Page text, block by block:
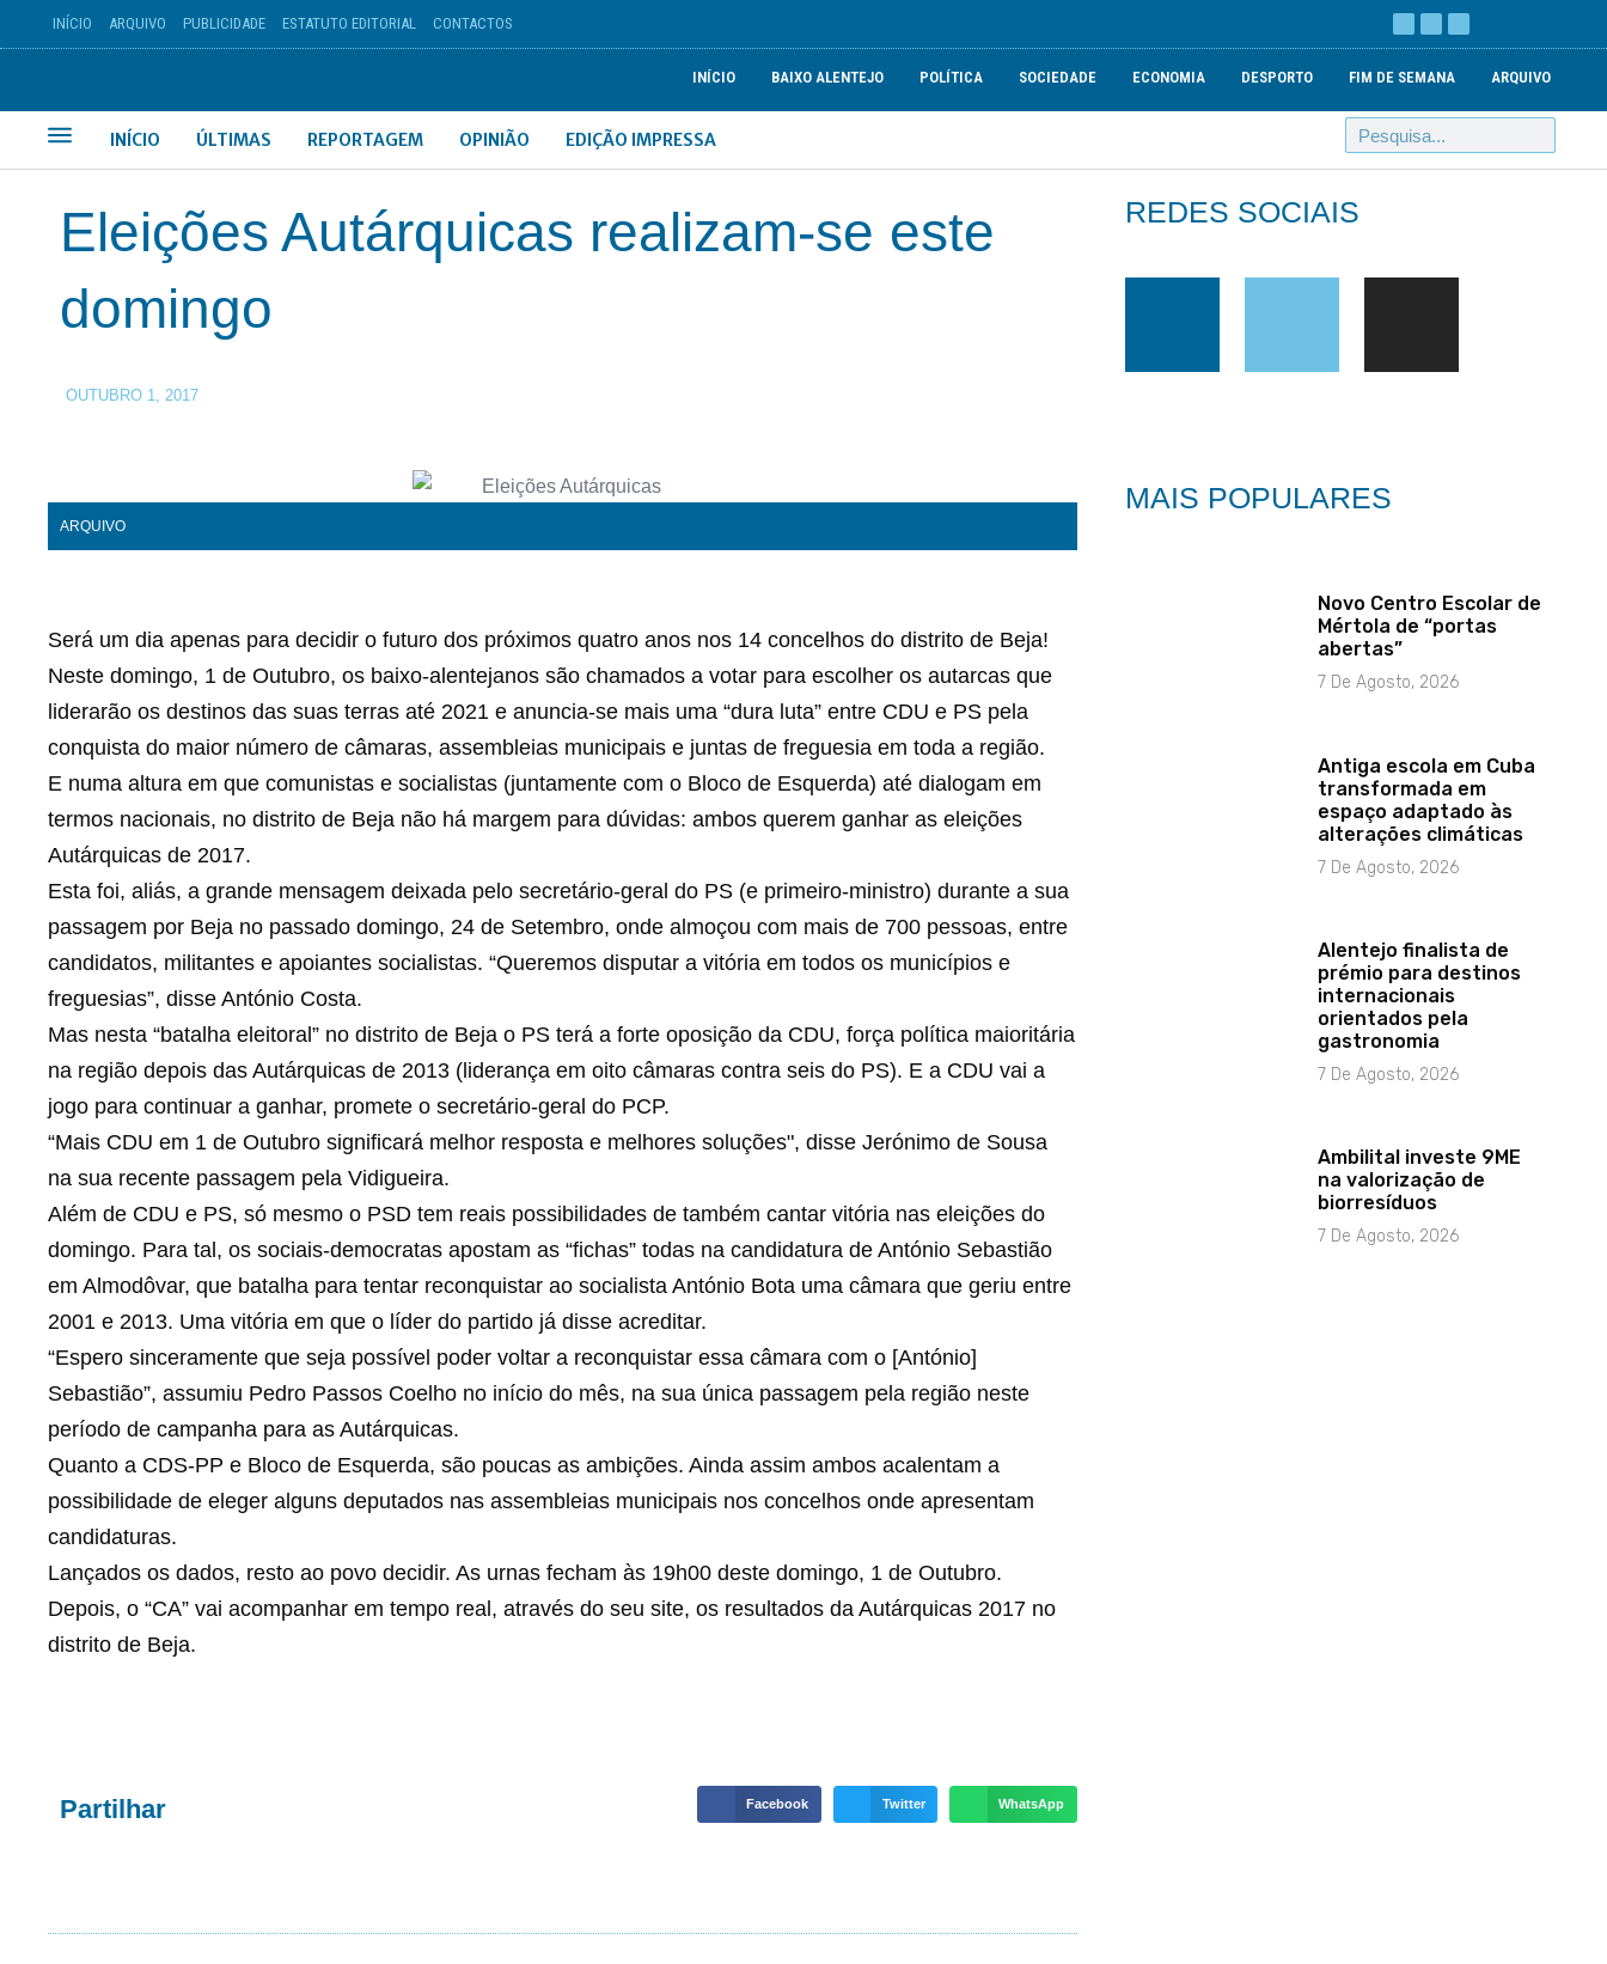
INÍCIO ARQUIVO PUBLICIDADE ESTATUTO EDITORIAL CONTACTOS
INÍCIO BAIXO ALENTEJO POLÍTICA SOCIEDADE ECONOMIA DESPORTO FIM DE SEMANA ARQUIVO
INÍCIO ÚLTIMAS REPORTAGEM OPINIÃO EDIÇÃO IMPRESSA
Eleições Autárquicas realizam-se este
domingo
OUTUBRO 1, 2017
ARQUIVO
Será um dia apenas para decidir o futuro dos próximos quatro anos nos 14 concelhos do distrito de Beja!
Neste domingo, 1 de Outubro, os baixo-alentejanos são chamados a votar para escolher os autarcas que
liderarão os destinos das suas terras até 2021 e anuncia-se mais uma “dura luta” entre CDU e PS pela
conquista do maior número de câmaras, assembleias municipais e juntas de freguesia em toda a região.
E numa altura em que comunistas e socialistas (juntamente com o Bloco de Esquerda) até dialogam em
termos nacionais, no distrito de Beja não há margem para dúvidas: ambos querem ganhar as eleições
Autárquicas de 2017.
Esta foi, aliás, a grande mensagem deixada pelo secretário-geral do PS (e primeiro-ministro) durante a sua
passagem por Beja no passado domingo, 24 de Setembro, onde almoçou com mais de 700 pessoas, entre
candidatos, militantes e apoiantes socialistas. “Queremos disputar a vitória em todos os municípios e
freguesias”, disse António Costa.
Mas nesta “batalha eleitoral” no distrito de Beja o PS terá a forte oposição da CDU, força política maioritária
na região depois das Autárquicas de 2013 (liderança em oito câmaras contra seis do PS). E a CDU vai a
jogo para continuar a ganhar, promete o secretário-geral do PCP.
“Mais CDU em 1 de Outubro significará melhor resposta e melhores soluções", disse Jerónimo de Sousa
na sua recente passagem pela Vidigueira.
Além de CDU e PS, só mesmo o PSD tem reais possibilidades de também cantar vitória nas eleições do
domingo. Para tal, os sociais-democratas apostam as “fichas” todas na candidatura de António Sebastião
em Almodôvar, que batalha para tentar reconquistar ao socialista António Bota uma câmara que geriu entre
2001 e 2013. Uma vitória em que o líder do partido já disse acreditar.
“Espero sinceramente que seja possível poder voltar a reconquistar essa câmara com o [António]
Sebastião”, assumiu Pedro Passos Coelho no início do mês, na sua única passagem pela região neste
período de campanha para as Autárquicas.
Quanto a CDS-PP e Bloco de Esquerda, são poucas as ambições. Ainda assim ambos acalentam a
possibilidade de eleger alguns deputados nas assembleias municipais nos concelhos onde apresentam
candidaturas.
Lançados os dados, resto ao povo decidir. As urnas fecham às 19h00 deste domingo, 1 de Outubro.
Depois, o “CA” vai acompanhar em tempo real, através do seu site, os resultados da Autárquicas 2017 no
distrito de Beja.
Partilhar Facebook Twitter WhatsApp
REDES SOCIAIS
MAIS POPULARES
Novo Centro Escolar de
Mértola de “portas
abertas”
7 De Agosto, 2026
Antiga escola em Cuba
transformada em
espaço adaptado às
alterações climáticas
7 De Agosto, 2026
Alentejo finalista de
prémio para destinos
internacionais
orientados pela
gastronomia
7 De Agosto, 2026
Ambilital investe 9ME
na valorização de
biorresíduos
7 De Agosto, 2026